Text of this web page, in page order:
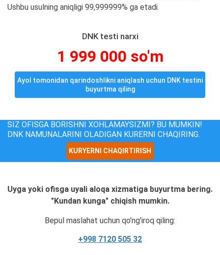
Ushbu usulning aniqligi 99,999999% ga etadi.
DNK testi narxi
1 999 000 so'm
Ayol tomonidan qarindoshlikni aniqlash uchun DNK testini
buyurtma qiling
SIZ OFISGA BORISHNI XOHLAMAYSIZMI? BU MUMKIN!
DNK NAMUNALARINI OLADIGAN KURERNI CHAQIRING.
KURYERNI CHAQIRTIRISH
Uyga yoki ofisga uyali aloqa xizmatiga buyurtma bering.
"Kundan kunga" chiqish mumkin.
Bepul maslahat uchun qo'ng'iroq qiling:
+998 7120 505 32